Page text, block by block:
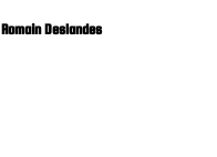
Romain Deslandes